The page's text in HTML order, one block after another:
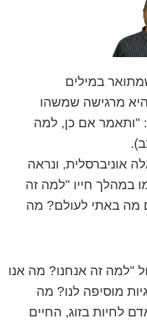
במילים
היא מרגישה שמשהו
"ותאמר אם כן, למה
אוניברסלית, ונראה
במהלך חייו "למה זה
מה באתי לעולם? מה
"למה זה אנחנו? מה אנו
מוסיפה לנו? מה
לחיות בזוג, החיים